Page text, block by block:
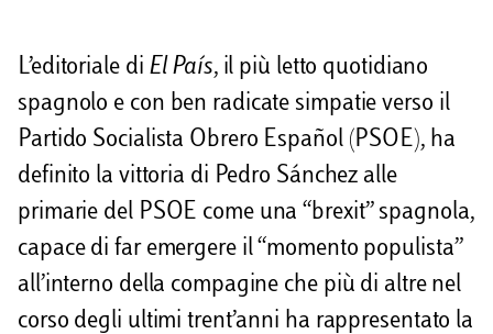
v
i
d
L’editoriale di El País, il più letto quotidiano
spagnolo e con ben radicate simpatie verso il
Partido Socialista Obrero Español (PSOE), ha
definito la vittoria di Pedro Sánchez alle
primarie del PSOE come una “brexit” spagnola,
capace di far emergere il “momento populista”
all’interno della compagine che più di altre nel
corso degli ultimi trent’anni ha rappresentato la